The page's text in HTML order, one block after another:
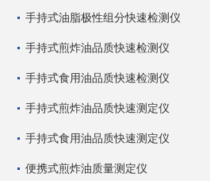
手持式油脂极性组分快速检测仪
手持式煎炸油品质快速检测仪
手持式食用油品质快速检测仪
手持式煎炸油品质快速测定仪
手持式食用油品质快速测定仪
便携式煎炸油质量测定仪